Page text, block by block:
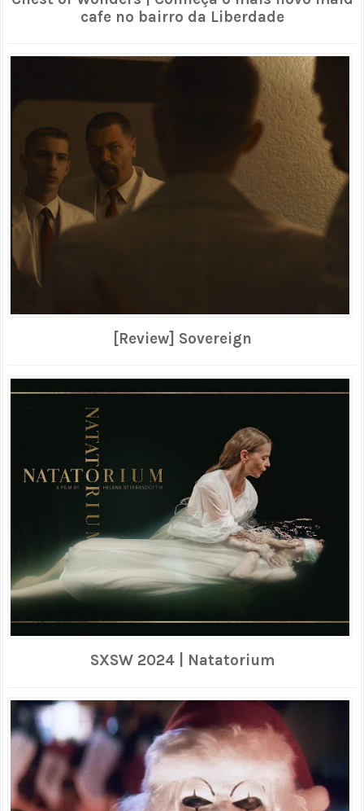
cafe no bairro da Liberdade
[Review] Sovereign
SXSW 2024 | Natatorium